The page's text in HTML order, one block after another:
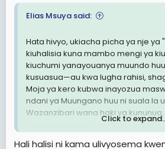
Elias Msuya said:
Hata hivyo, ukiacha picha ya nje ya
kiuhalisia kuna mambo mengi ya
kiuchumi yanayouanya muundo
kusuasua—au kwa lugha rahisi,
Moja ya kero kubwa inayozua
ndani ya Muungano huu ni suala la
Wazanzibari wana haki ya kununua,
kuendeleza ardhi upande wa
Click to
Hali halisi ni kama ulivyosema